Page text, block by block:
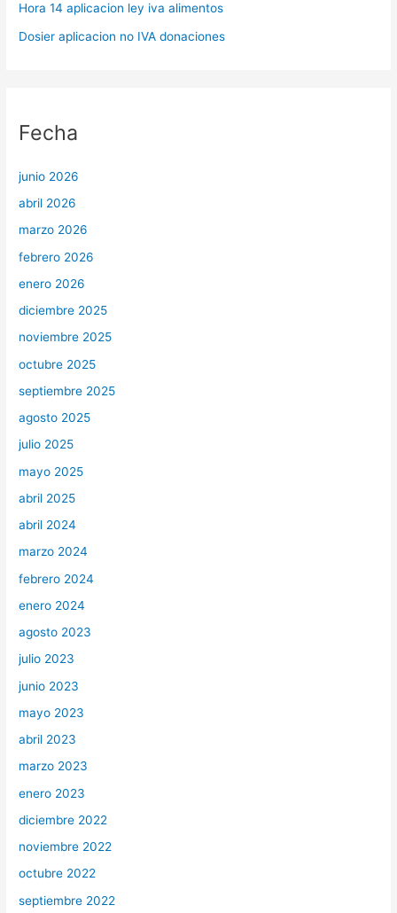
Hora 14 aplicacion ley iva alimentos
Dosier aplicacion no IVA donaciones
Fecha
junio 2026
abril 2026
marzo 2026
febrero 2026
enero 2026
diciembre 2025
noviembre 2025
octubre 2025
septiembre 2025
agosto 2025
julio 2025
mayo 2025
abril 2025
abril 2024
marzo 2024
febrero 2024
enero 2024
agosto 2023
julio 2023
junio 2023
mayo 2023
abril 2023
marzo 2023
enero 2023
diciembre 2022
noviembre 2022
octubre 2022
septiembre 2022